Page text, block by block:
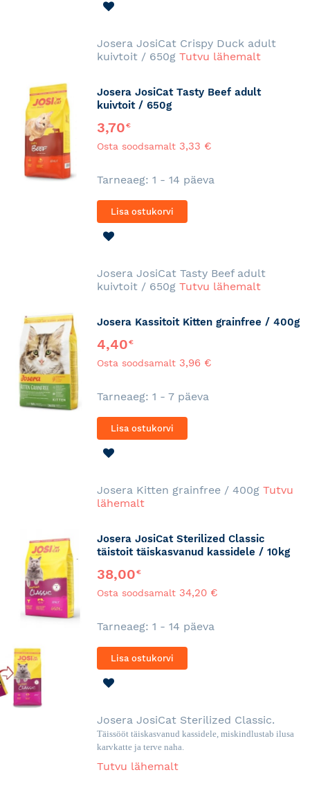
Josera JosiCat Crispy Duck adult
kuivtoit / 650g Tutvu lähemalt
Josera JosiCat Tasty Beef adult
kuivtoit / 650g
3,70€
Osta soodsamalt 3,33 €
Tarneaeg: 1 - 14 päeva
Lisa ostukorvi
Josera JosiCat Tasty Beef adult
kuivtoit / 650g Tutvu lähemalt
Josera Kassitoit Kitten grainfree / 400g
4,40€
Osta soodsamalt 3,96 €
Tarneaeg: 1 - 7 päeva
Lisa ostukorvi
Josera Kitten grainfree / 400g Tutvu
lähemalt
Josera JosiCat Sterilized Classic
täistoit täiskasvanud kassidele / 10kg
38,00€
Osta soodsamalt 34,20 €
Tarneaeg: 1 - 14 päeva
Lisa ostukorvi
Josera JosiCat Sterilized Classic.
Täissööt täiskasvanud kassidele, miskindlustab ilusa
karvkatte ja terve naha.
Tutvu lähemalt